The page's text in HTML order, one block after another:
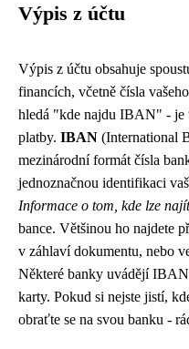
Výpis z účtu
Výpis z účtu obsahuje
financích, včetně čísla
hledá "kde najdu IBAN" - je
platby. IBAN (International
mezinárodní formát čísla
jednoznačnou identifikaci
Informace o tom, kde lze
bance. Většinou ho najdete
v záhlaví dokumentu, nebo
Některé banky uvádějí
karty. Pokud si nejste jistí,
obraťte se na svou banku -